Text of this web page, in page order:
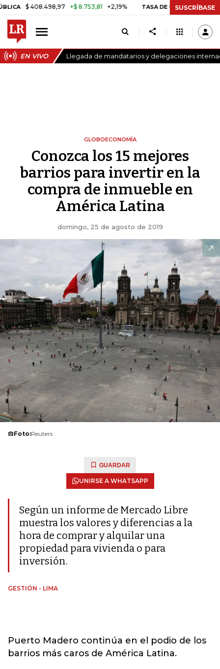
408.498,97 +$ 8.753,81 +2,19% TASA DE USURA CRÉDITOSUSCRÍBASE
EN VIVO Llegada de mandatarios y delegaciones
GLOBOECONOMÍA
Conozca los 15 mejores
barrios para invertir en la
compra de inmueble en
América Latina
domingo, 25 de agosto de 2019
Foto:Reuters
GUARDAR
UNIRSE A WHATSAPP
Según un informe de Mercado Libre
muestra los valores y diferencias a la
hora de comprar y alquilar una
propiedad para vivienda o para
inversión.
GESTIÓN - LIMA
Puerto Madero continúa en el podio de los
barrios más caros de América Latina.